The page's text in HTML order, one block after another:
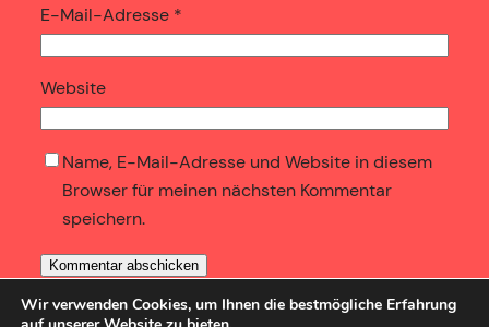
E-Mail-Adresse *
Website
Name, E-Mail-Adresse und Website in diesem
Browser für meinen nächsten Kommentar
speichern.
Wir verwenden Cookies, um Ihnen die bestmögliche Erfahrung